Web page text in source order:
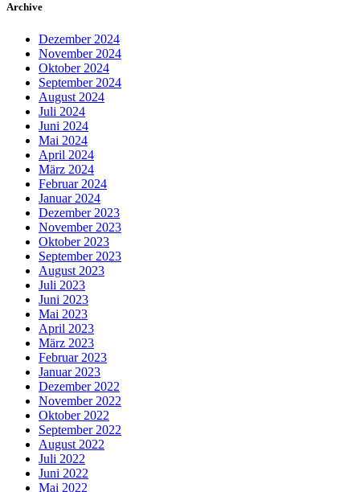
Archive
Dezember 2024
November 2024
Oktober 2024
September 2024
August 2024
Juli 2024
Juni 2024
Mai 2024
April 2024
März 2024
Februar 2024
Januar 2024
Dezember 2023
November 2023
Oktober 2023
September 2023
August 2023
Juli 2023
Juni 2023
Mai 2023
April 2023
März 2023
Februar 2023
Januar 2023
Dezember 2022
November 2022
Oktober 2022
September 2022
August 2022
Juli 2022
Juni 2022
Mai 2022